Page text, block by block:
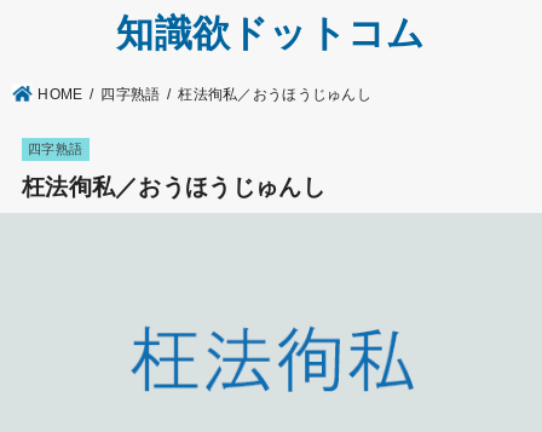
知識欲ドットコム
HOME 四字熟語 枉法徇私／おうほうじゅんし
四字熟語
枉法徇私／おうほうじゅんし